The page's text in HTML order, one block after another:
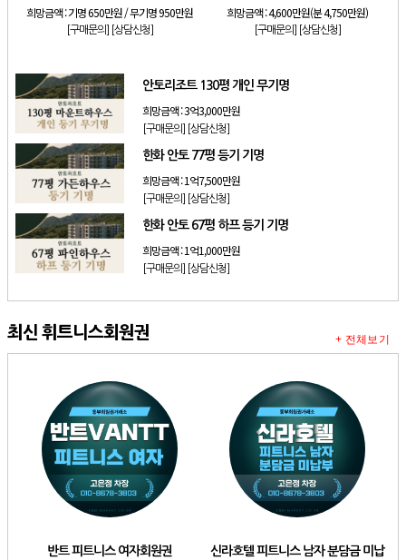
희망금액 :기명 650만원 / 무기명 950만원
[구매문의] [상담신청]
희망금액 :4,600만원(분 4,750만원)
[구매문의] [상담신청]
안토리조트 130평 개인 무기명
희망금액 :3억3,000만원
[구매문의] [상담신청]
한화 안토 77평 등기 기명
희망금액 :1억7,500만원
[구매문의] [상담신청]
한화 안토 67평 하프 등기 기명
희망금액 :1억1,000만원
[구매문의] [상담신청]
최신 휘트니스회원권
반트 피트니스 여자회원권 신라호텔 피트니스 남자 분담금 미납
+ 전체보기